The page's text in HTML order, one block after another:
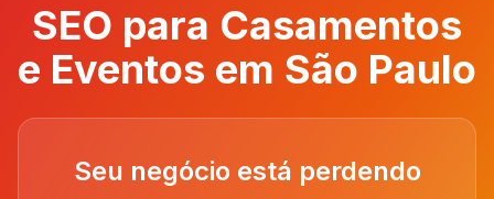
SEO para Casamentos
e Eventos em São Paulo
Seu negócio está perdendo